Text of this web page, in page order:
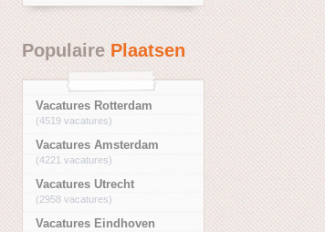
PopulairePlaatsen
Vacatures Rotterdam
(4519 vacatures)
Vacatures Amsterdam
(4221 vacatures)
Vacatures Utrecht
(2958 vacatures)
Vacatures Eindhoven